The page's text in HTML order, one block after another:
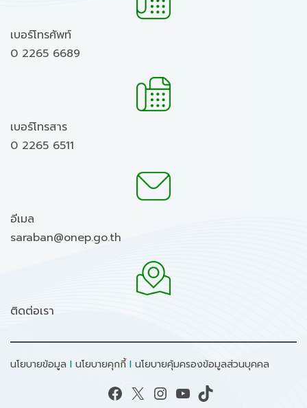
เบอร์โทรศัพท์
0 2265 6689
เบอร์โทรสาร
0 2265 6511
อีเมล
saraban@onep.go.th
ติดต่อเรา
นโยบายข้อมูล I นโยบายคุกกี้ I นโยบายคุ้มครองข้อมูลส่วนบุคคล
Facebook X Instagram YouTube TikTok